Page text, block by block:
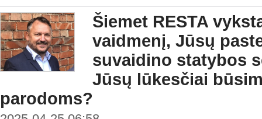
Šiemet RESTA
vaidmenį, Jūsų
suvaidino statybos
Jūsų lūkesčiai
parodoms?